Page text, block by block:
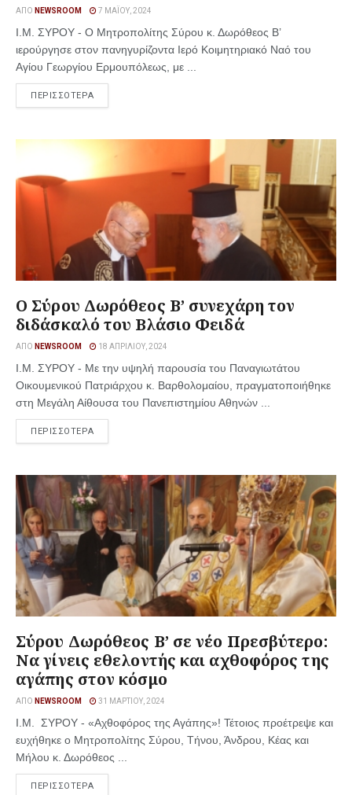
ΑΠΌ NEWSROOM 7 ΜΑΪ́ΟΥ, 2024
Ι.Μ. ΣΥΡΟΥ - Ο Μητροπολίτης Σύρου κ. Δωρόθεος Β’
ιερούργησε στον πανηγυρίζοντα Ιερό Κοιμητηριακό Ναό του
Αγίου Γεωργίου Ερμουπόλεως, με ...
ΠΕΡΙΣΣΟΤΕΡΑ
Ο Σύρου Δωρόθεος Β’ συνεχάρη τον
διδάσκαλό του Βλάσιο Φειδά
ΑΠΌ NEWSROOM 18 ΑΠΡΙΛΊΟΥ, 2024
Ι.Μ. ΣΥΡΟΥ - Με την υψηλή παρουσία του Παναγιωτάτου
Οικουμενικού Πατριάρχου κ. Βαρθολομαίου, πραγματοποιήθηκε
στη Μεγάλη Αίθουσα του Πανεπιστημίου Αθηνών ...
ΠΕΡΙΣΣΟΤΕΡΑ
Σύρου Δωρόθεος Β’ σε νέο Πρεσβύτερο:
Να γίνεις εθελοντής και αχθοφόρος της
αγάπης στον κόσμο
ΑΠΌ NEWSROOM 31 ΜΑΡΤΊΟΥ, 2024
Ι.Μ. ΣΥΡΟΥ - «Αχθοφόρος της Αγάπης»! Τέτοιος προέτρεψε και
ευχήθηκε ο Μητροπολίτης Σύρου, Τήνου, Άνδρου, Κέας και
Μήλου κ. Δωρόθεος ...
ΠΕΡΙΣΣΟΤΕΡΑ